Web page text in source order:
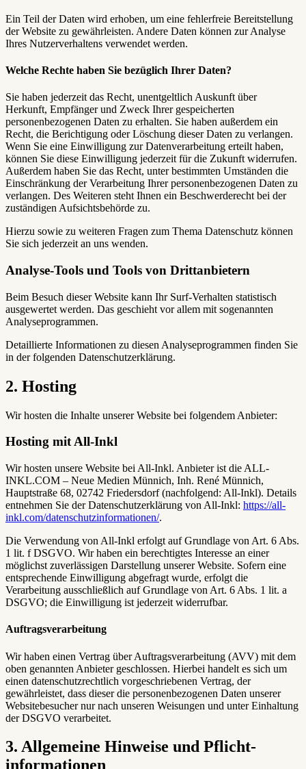
Ein Teil der Daten wird erhoben, um eine fehlerfreie Bereitstellung
der Website zu gewährleisten. Andere Daten können zur Analyse
Ihres Nutzerverhaltens verwendet werden.
Welche Rechte haben Sie bezüglich Ihrer Daten?
Sie haben jederzeit das Recht, unentgeltlich Auskunft über
Herkunft, Empfänger und Zweck Ihrer gespeicherten
personenbezogenen Daten zu erhalten. Sie haben außerdem ein
Recht, die Berichtigung oder Löschung dieser Daten zu verlangen.
Wenn Sie eine Einwilligung zur Datenverarbeitung erteilt haben,
können Sie diese Einwilligung jederzeit für die Zukunft widerrufen.
Außerdem haben Sie das Recht, unter bestimmten Umständen die
Einschränkung der Verarbeitung Ihrer personenbezogenen Daten zu
verlangen. Des Weiteren steht Ihnen ein Beschwerderecht bei der
zuständigen Aufsichtsbehörde zu.
Hierzu sowie zu weiteren Fragen zum Thema Datenschutz können
Sie sich jederzeit an uns wenden.
Analyse-Tools und Tools von Dritt­anbietern
Beim Besuch dieser Website kann Ihr Surf-Verhalten statistisch
ausgewertet werden. Das geschieht vor allem mit sogenannten
Analyseprogrammen.
Detaillierte Informationen zu diesen Analyseprogrammen finden Sie
in der folgenden Datenschutzerklärung.
2. Hosting
Wir hosten die Inhalte unserer Website bei folgendem Anbieter:
Hosting mit All-Inkl
Wir hosten unsere Website bei All-Inkl. Anbieter ist die ALL-
INKL.COM – Neue Medien Münnich, Inh. René Münnich,
Hauptstraße 68, 02742 Friedersdorf (nachfolgend: All-Inkl). Details
entnehmen Sie der Datenschutzerklärung von All-Inkl: https://all-
inkl.com/datenschutzinformationen/.
Die Verwendung von All-Inkl erfolgt auf Grundlage von Art. 6 Abs.
1 lit. f DSGVO. Wir haben ein berechtigtes Interesse an einer
möglichst zuverlässigen Darstellung unserer Website. Sofern eine
entsprechende Einwilligung abgefragt wurde, erfolgt die
Verarbeitung ausschließlich auf Grundlage von Art. 6 Abs. 1 lit. a
DSGVO; die Einwilligung ist jederzeit widerrufbar.
Auftragsverarbeitung
Wir haben einen Vertrag über Auftragsverarbeitung (AVV) mit dem
oben genannten Anbieter geschlossen. Hierbei handelt es sich um
einen datenschutzrechtlich vorgeschriebenen Vertrag, der
gewährleistet, dass dieser die personenbezogenen Daten unserer
Websitebesucher nur nach unseren Weisungen und unter Einhaltung
der DSGVO verarbeitet.
3. Allgemeine Hinweise und Pflicht­
informationen